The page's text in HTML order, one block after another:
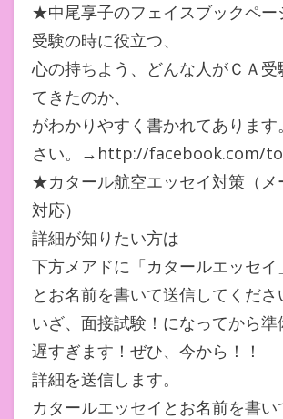
★中尾享子のフェイスブックペー
受験の時に役立つ、
心の持ちよう、どんな人がＣＡ受
てきたのか、
がわかりやすく書かれてありま
さい。→http://facebook.com/
★カタール航空エッセイ対策（メ
対応）
詳細が知りたい方は
下方メアドに「カタールエッセイ
とお名前を書いて送信してくださ
いざ、面接試験！になってから準
遅すぎます！ぜひ、今から！！
詳細を送信します。
カタールエッセイとお名前を書い